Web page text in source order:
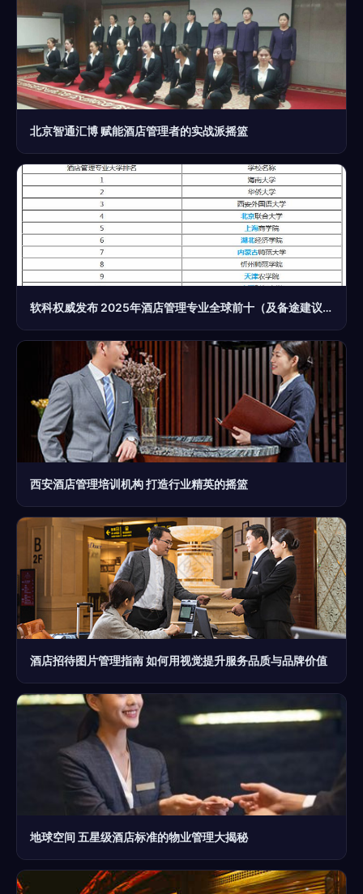
北京智通汇博 赋能酒店管理者的实战派摇篮
软科权威发布 2025年酒店管理专业全球前十（及备途建议）
西安酒店管理培训机构 打造行业精英的摇篮
酒店招待图片管理指南 如何用视觉提升服务品质与品牌价值
地球空间 五星级酒店标准的物业管理大揭秘